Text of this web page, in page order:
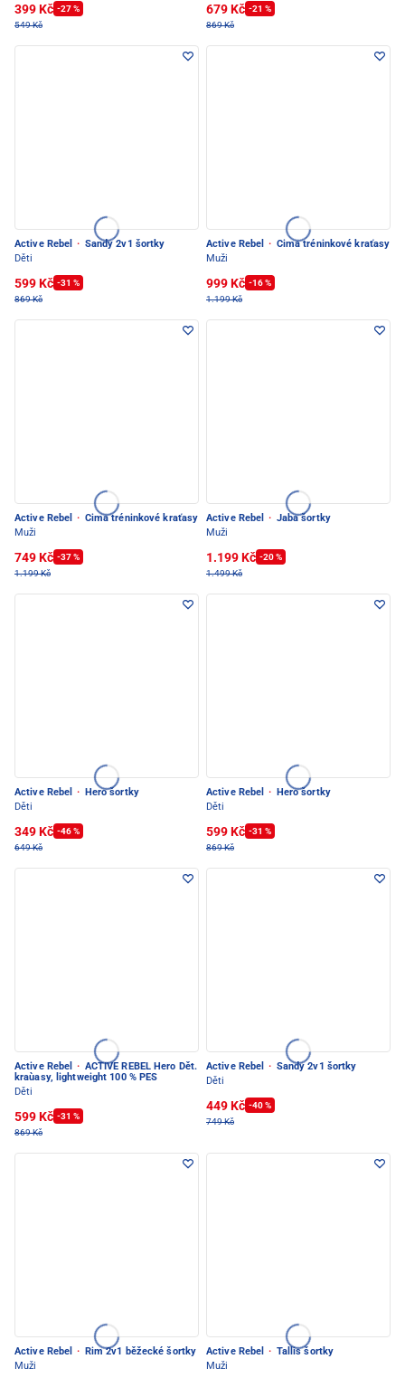
399 Kč -27 %
549 Kč
679 Kč -21 %
869 Kč
Active Rebel · Sandy 2v1 šortky
Děti
599 Kč -31 %
869 Kč
Active Rebel · Cima tréninkové kraťasy
Muži
999 Kč -16 %
1.199 Kč
Active Rebel · Cima tréninkové kraťasy
Muži
749 Kč -37 %
1.199 Kč
Active Rebel · Jaba šortky
Muži
1.199 Kč -20 %
1.499 Kč
Active Rebel ·
Hero šortky
Děti
349 Kč -46 %
649 Kč
Active Rebel ·
Hero šortky
Děti
599 Kč -31 %
869 Kč
Active Rebel · ACTIVE REBEL Hero Dět.
kraùasy, lightweight 100 % PES
Děti
599 Kč -31 %
869 Kč
Active Rebel · Sandy 2v1 šortky
Děti
449 Kč -40 %
749 Kč
Active Rebel ·
Rim 2v1 běžecké šortky
Muži
Active Rebel · Tallis šortky
Muži